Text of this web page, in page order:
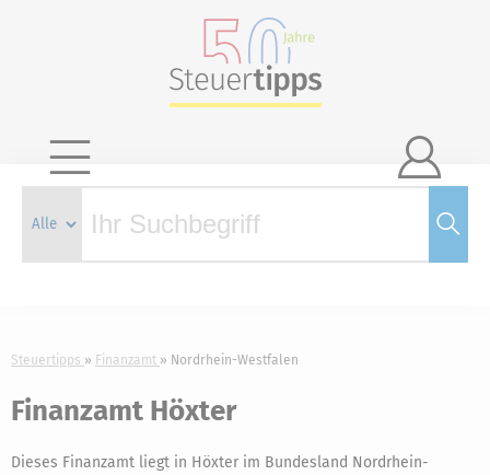

Steuertipps Finanzamt Nordrhein-Westfalen
Finanzamt Höxter
Dieses Finanzamt liegt in Höxter im Bundesland Nordrhein-